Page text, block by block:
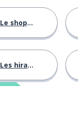
Le shopping
Les hiraganas